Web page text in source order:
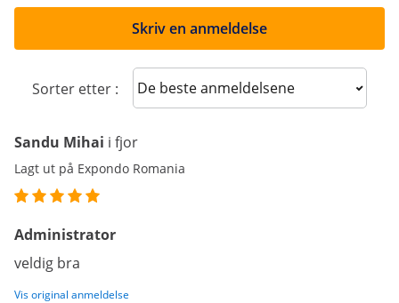
Skriv en anmeldelse
Sorter etter : Sort reviews
Sandu Mihai i fjor
Lagt ut på Expondo Romania
Administrator
veldig bra
Vis original anmeldelse